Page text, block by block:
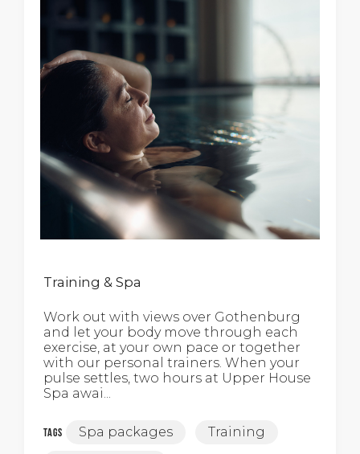
Training & Spa
Work out with views over Gothenburg
and let your body move through each
exercise, at your own pace or together
with our personal trainers. When your
pulse settles, two hours at Upper House
Spa awai...
Tags Spa packages
Training